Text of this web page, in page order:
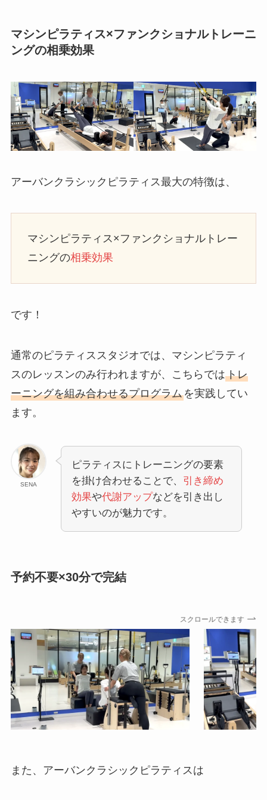
マシンピラティス×ファンクショナルトレーニ
ングの相乗効果
アーバンクラシックピラティス最大の特徴は、
マシンピラティス×ファンクショナルトレー
ニングの相乗効果
です！
通常のピラティススタジオでは、マシンピラティ
スのレッスンのみ行われますが、こちらではトレ
ーニングを組み合わせるプログラムを実践してい
ます。
SENA
ピラティスにトレーニングの要素
を掛け合わせることで、 引き締め
効果や代謝アップなどを引き出し
やすいのが魅力です。
予約不要×30分で完結
スクロールできます
また、アーバンクラシックピラティスは